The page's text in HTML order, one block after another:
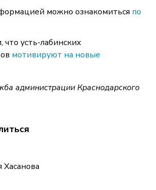
можно ознакомиться по
усть-лабинских
мотивируют на новые
администрации Краснодарского
Хасанова